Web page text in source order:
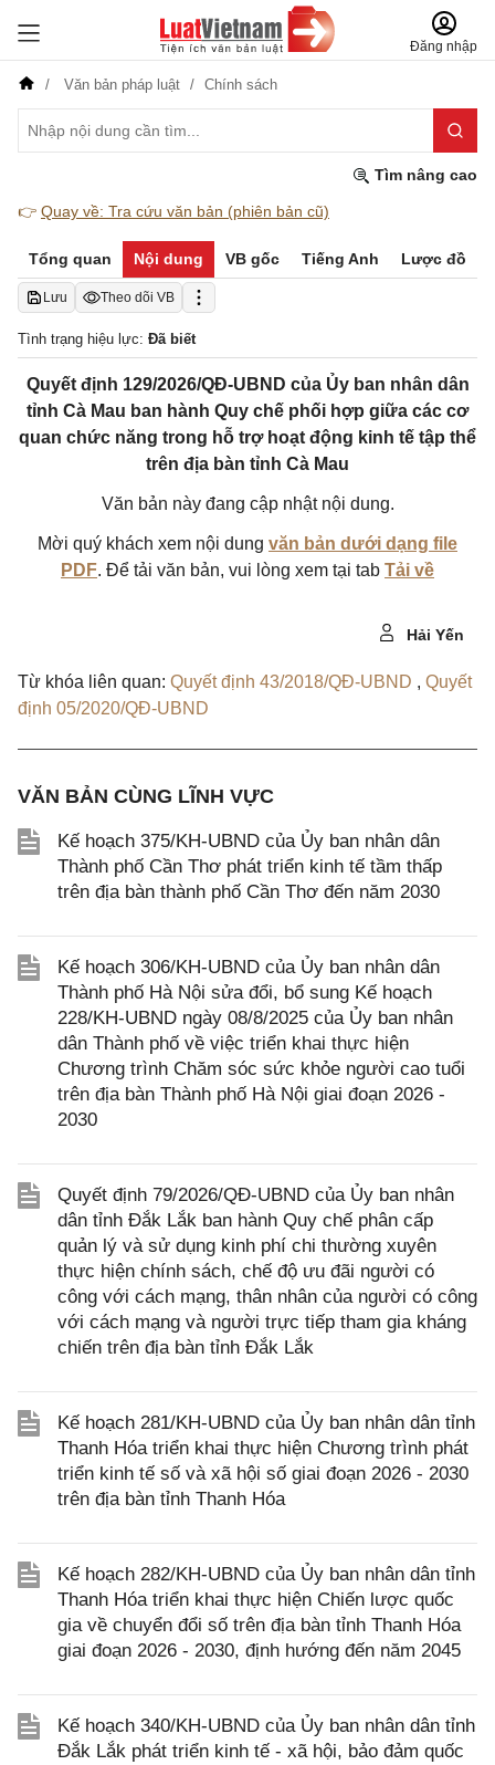
Đăng nhập
Văn bản pháp luật Chính sách
Tìm nâng cao
👉 Quay về: Tra cứu văn bản (phiên bản cũ)
Tổng quan Nội dung VB gốc Tiếng Anh Lược đồ
Lưu Theo dõi VB
Tình trạng hiệu lực: Đã biết
Quyết định 129/2026/QĐ-UBND của Ủy ban nhân dân
tỉnh Cà Mau ban hành Quy chế phối hợp giữa các cơ
quan chức năng trong hỗ trợ hoạt động kinh tế tập thể
trên địa bàn tỉnh Cà Mau
Văn bản này đang cập nhật nội dung.
Mời quý khách xem nội dung văn bản dưới dạng file
PDF. Để tải văn bản, vui lòng xem tại tab Tải về
Hải Yến
Từ khóa liên quan: Quyết định 43/2018/QĐ-UBND , Quyết
định 05/2020/QĐ-UBND
VĂN BẢN CÙNG LĨNH VỰC
Kế hoạch 375/KH-UBND của Ủy ban nhân dân
Thành phố Cần Thơ phát triển kinh tế tầm thấp
trên địa bàn thành phố Cần Thơ đến năm 2030
Kế hoạch 306/KH-UBND của Ủy ban nhân dân
Thành phố Hà Nội sửa đổi, bổ sung Kế hoạch
228/KH-UBND ngày 08/8/2025 của Ủy ban nhân
dân Thành phố về việc triển khai thực hiện
Chương trình Chăm sóc sức khỏe người cao tuổi
trên địa bàn Thành phố Hà Nội giai đoạn 2026 -
2030
Quyết định 79/2026/QĐ-UBND của Ủy ban nhân
dân tỉnh Đắk Lắk ban hành Quy chế phân cấp
quản lý và sử dụng kinh phí chi thường xuyên
thực hiện chính sách, chế độ ưu đãi người có
công với cách mạng, thân nhân của người có công
với cách mạng và người trực tiếp tham gia kháng
chiến trên địa bàn tỉnh Đắk Lắk
Kế hoạch 281/KH-UBND của Ủy ban nhân dân tỉnh
Thanh Hóa triển khai thực hiện Chương trình phát
triển kinh tế số và xã hội số giai đoạn 2026 - 2030
trên địa bàn tỉnh Thanh Hóa
Kế hoạch 282/KH-UBND của Ủy ban nhân dân tỉnh
Thanh Hóa triển khai thực hiện Chiến lược quốc
gia về chuyển đổi số trên địa bàn tỉnh Thanh Hóa
giai đoạn 2026 - 2030, định hướng đến năm 2045
Kế hoạch 340/KH-UBND của Ủy ban nhân dân tỉnh
Đắk Lắk phát triển kinh tế - xã hội, bảo đảm quốc